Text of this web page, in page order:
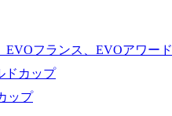
EVOフランス、EVOアワード
ドカップ
ップ